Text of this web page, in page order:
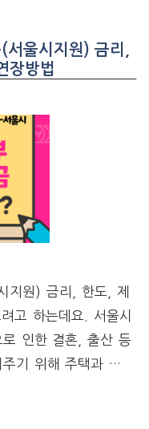
울시지원) 금리,
장방법
지원) 금리, 한도, 제
고 하는데요. 서울시
인한 결혼, 출산 등
주기 위해 주택과 …